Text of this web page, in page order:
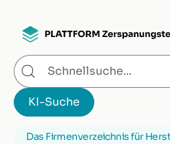
Das Firmenverzeichnis für